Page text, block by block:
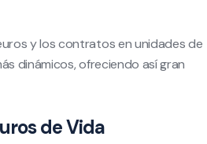
y los contratos en unidades de
dinámicos, ofreciendo así gran
de Vida